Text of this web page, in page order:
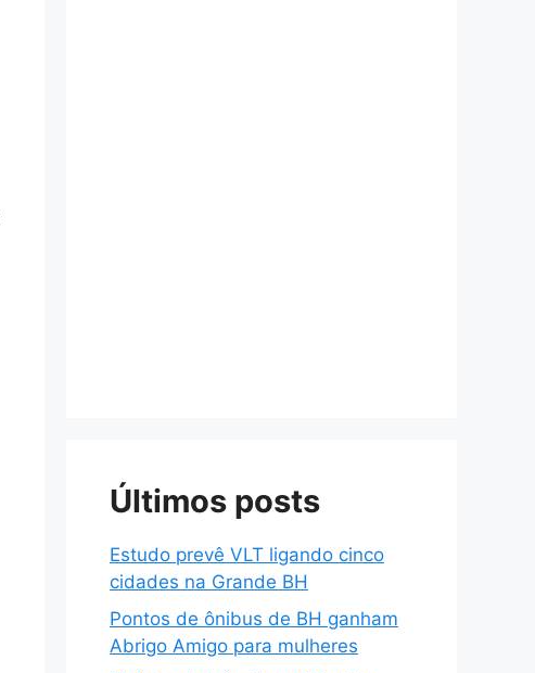
Últimos posts
Estudo prevê VLT ligando cinco
cidades na Grande BH
Pontos de ônibus de BH ganham
Abrigo Amigo para mulheres